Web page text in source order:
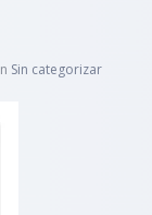
Sin categorizar